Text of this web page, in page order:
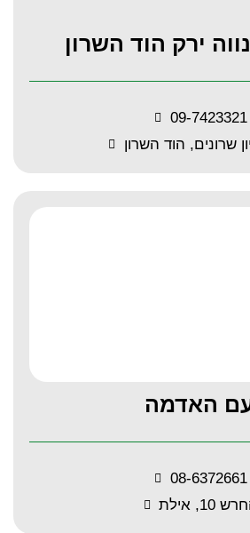
ירק הוד השרון
09-7423321
שרונים, הוד השרון
האדמה
08-6372661
10, אילת